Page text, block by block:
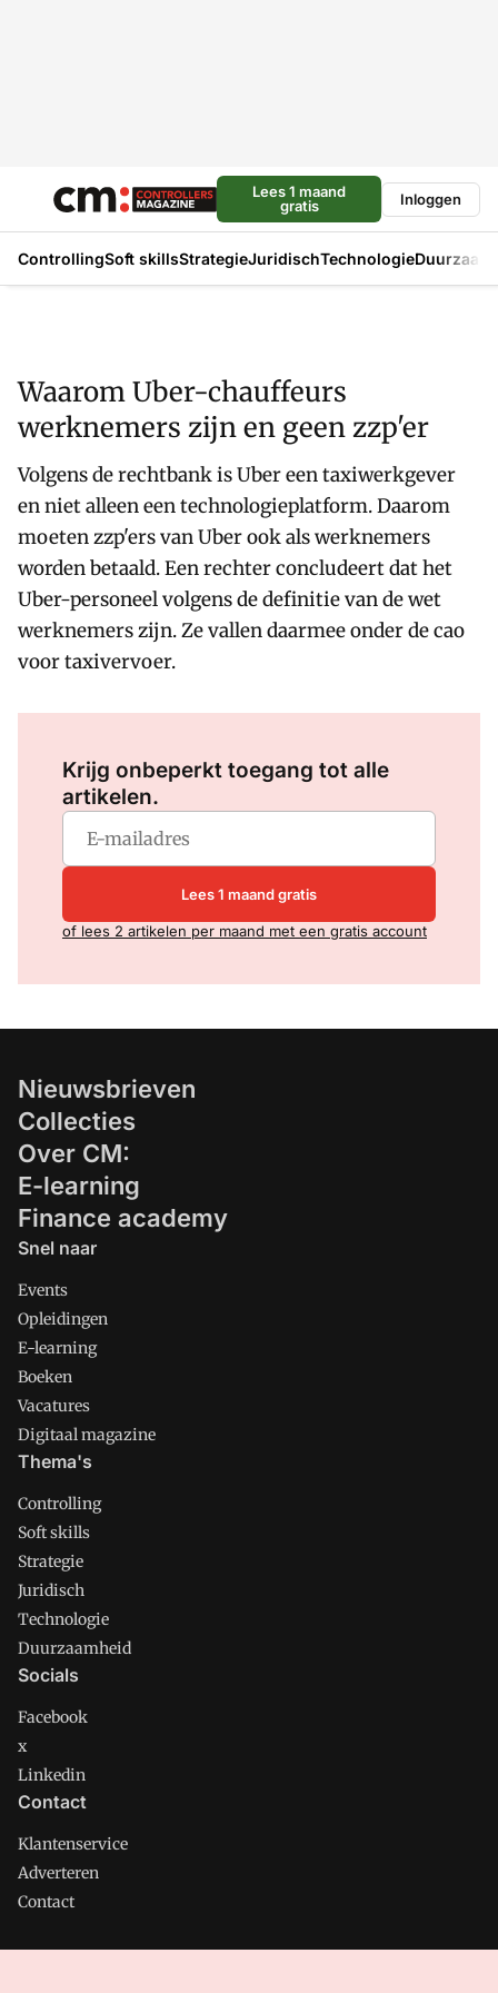
Lees 1 maand
gratis
Inloggen
ControllingSoft skillsStrategieJuridischTechnologie
Waarom Uber-chauffeurs
werknemers zijn en geen zzp'er
Volgens de rechtbank is Uber een taxiwerkgever
en niet alleen een technologieplatform. Daarom
moeten zzp'ers van Uber ook als werknemers
worden betaald. Een rechter concludeert dat het
Uber-personeel volgens de definitie van de wet
werknemers zijn. Ze vallen daarmee onder de cao
voor taxivervoer.
Krijg onbeperkt toegang tot alle
artikelen.
Lees 1 maand gratis
of lees 2 artikelen per maand met een gratis account
Nieuwsbrieven
Collecties
Over CM:
E-learning
Finance academy
Snel naar
Events
Opleidingen
E-learning
Boeken
Vacatures
Digitaal magazine
Thema's
Controlling
Soft skills
Strategie
Juridisch
Technologie
Duurzaamheid
Socials
Facebook
x
Linkedin
Contact
Klantenservice
Adverteren
Contact